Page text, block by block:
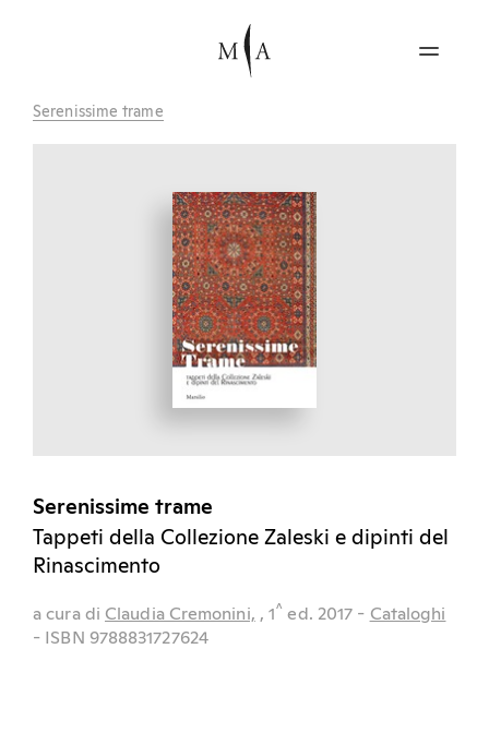
Serenissime trame
Serenissime trame
Tappeti della Collezione Zaleski e dipinti del
Rinascimento
a cura di Claudia Cremonini, , 1^ ed. 2017 - Cataloghi
- ISBN 9788831727624